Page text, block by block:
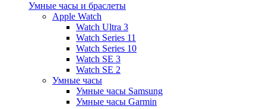
Умные часы и браслеты
Apple Watch
Watch Ultra 3
Watch Series 11
Watch Series 10
Watch SE 3
Watch SE 2
Умные часы
Умные часы Samsung
Умные часы Garmin